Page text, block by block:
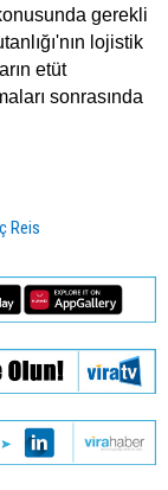
gerekli
lojistik
etüt
sonrasında
Reis